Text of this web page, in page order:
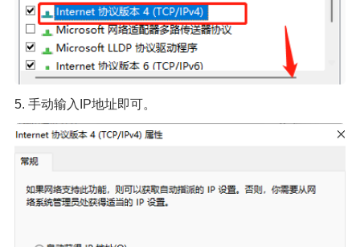
5. 手动输入IP地址即可。